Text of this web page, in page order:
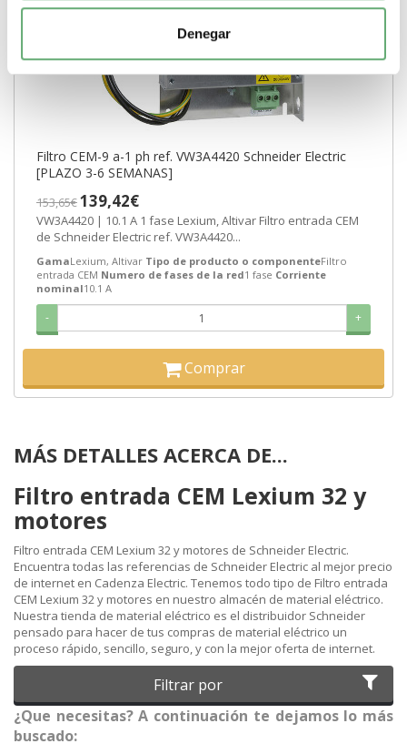
Denegar
Filtro CEM-9 a-1 ph ref. VW3A4420 Schneider Electric
[PLAZO 3-6 SEMANAS]
153,65€139,42€
VW3A4420 | 10.1 A 1 fase Lexium, Altivar Filtro entrada CEM
de Schneider Electric ref. VW3A4420...
GamaLexium, Altivar Tipo de producto o componenteFiltro
entrada CEM Numero de fases de la red1 fase Corriente
nominal10.1 A
- +
Comprar
MÁS DETALLES ACERCA DE...
Filtro entrada CEM Lexium 32 y
motores
Filtro entrada CEM Lexium 32 y motores de Schneider Electric.
Encuentra todas las referencias de Schneider Electric al mejor precio
de internet en Cadenza Electric. Tenemos todo tipo de Filtro entrada
CEM Lexium 32 y motores en nuestro almacén de material eléctrico.
Nuestra tienda de material eléctrico es el distribuidor Schneider
pensado para hacer de tus compras de material eléctrico un
proceso rápido, sencillo, seguro, y con la mejor oferta de internet.
Filtrar por
¿Que necesitas? A continuación te dejamos lo más
buscado: